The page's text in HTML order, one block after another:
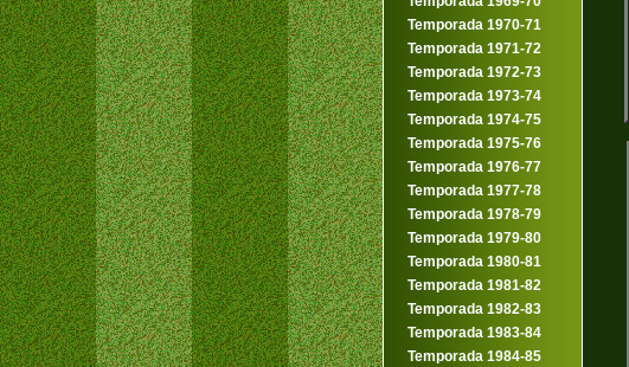
Temporada 1970-71
Temporada 1971-72
Temporada 1972-73
Temporada 1973-74
Temporada 1974-75
Temporada 1975-76
Temporada 1976-77
Temporada 1977-78
Temporada 1978-79
Temporada 1979-80
Temporada 1980-81
Temporada 1981-82
Temporada 1982-83
Temporada 1983-84
Temporada 1984-85